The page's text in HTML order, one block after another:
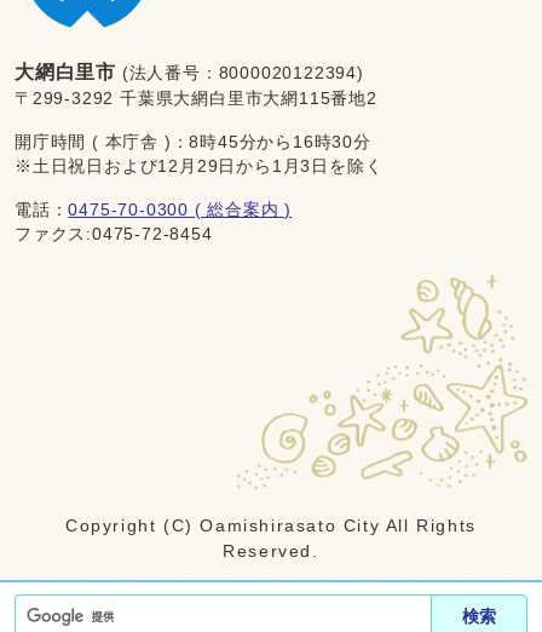
検索
大網白里市 (法人番号：8000020122394)
〒299-3292 千葉県大網白里市大網115番地2
開庁時間 ( 本庁舎 )：8時45分から16時30分
※土日祝日および12月29日から1月3日を除く
電話：0475-70-0300 ( 総合案内 )
ファクス:0475-72-8454
Copyright (C) Oamishirasato City All Rights
Reserved.